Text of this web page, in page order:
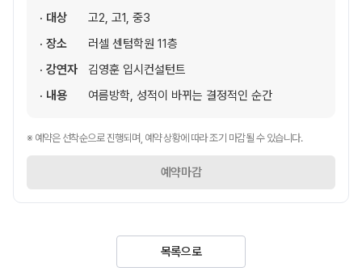
· 대상
고2, 고1, 중3
· 장소
러셀 센텀학원 11층
· 강연자
김영훈 입시컨설턴트
· 내용
여름방학, 성적이 바뀌는 결정적인 순간
※ 예약은 선착순으로 진행되며, 예약 상황에 따라 조기 마감될 수 있습니다.
예약마감
목록으로